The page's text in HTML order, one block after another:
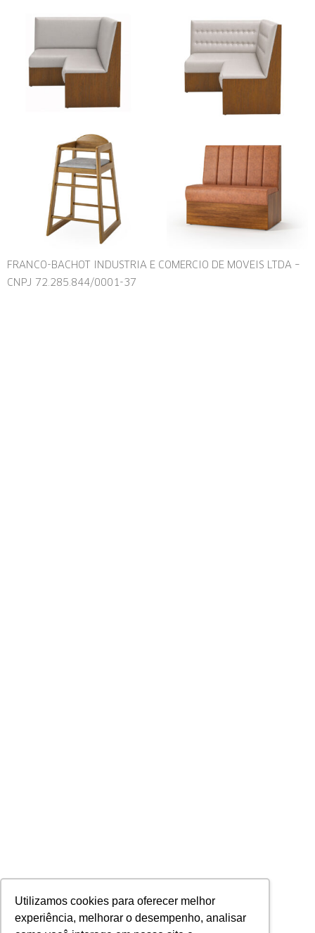
Utilizamos cookies para oferecer melhor
experiência, melhorar o desempenho, analisar
FRANCO-BACHOT INDUSTRIA E COMERCIO DE MOVEIS LTDA –
CNPJ 72.285.844/0001-37